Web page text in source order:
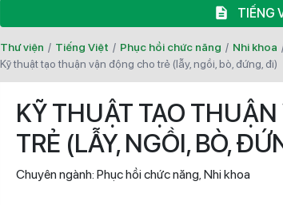
TIẾNG
Thư viện / Tiếng Việt / Phục hồi chức năng / Nhi khoa
kỹ thuật tạo thuận vận động cho trẻ (lẫy, ngồi, bò, đứng, đi)
KỸ THUẬT TẠO
TRẺ (LẪY, NGỒI, BÒ,
Chuyên ngành: Phục hồi chức năng Nhi khoa